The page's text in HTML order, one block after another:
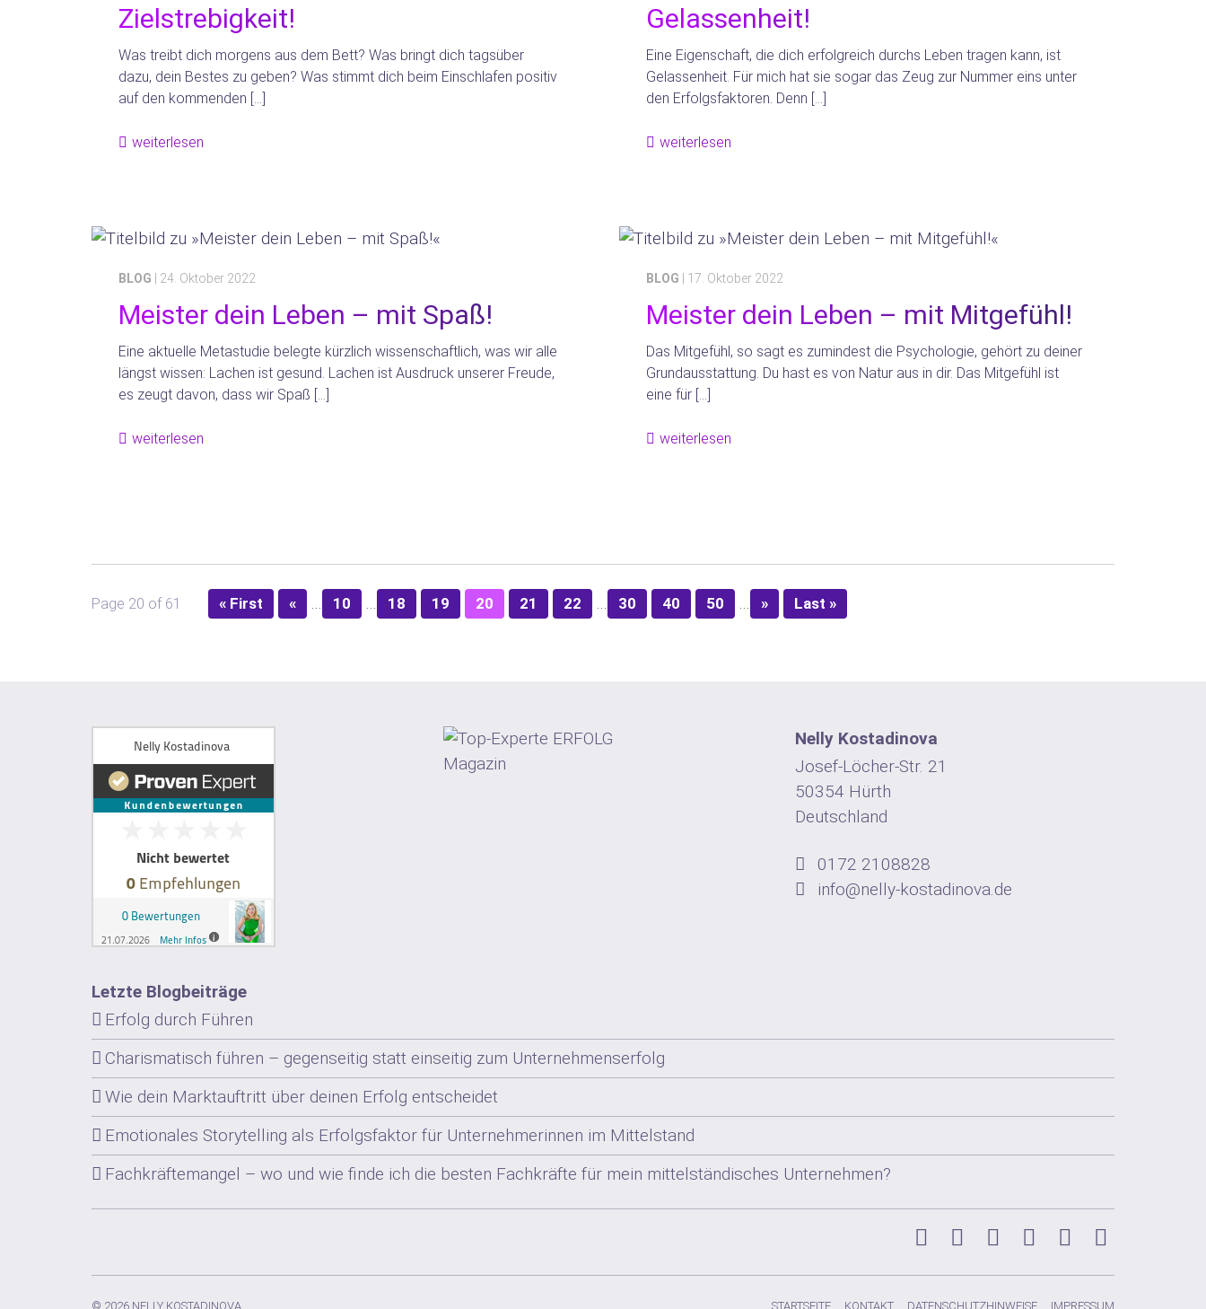
Zielstrebigkeit!
Was treibt dich morgens aus dem Bett? Was bringt dich tagsüber
dazu, dein Bestes zu geben? Was stimmt dich beim Einschlafen positiv
auf den kommenden […]
weiterlesen
Gelassenheit!
Eine Eigenschaft, die dich erfolgreich durchs Leben tragen kann, ist
Gelassenheit. Für mich hat sie sogar das Zeug zur Nummer eins unter
den Erfolgsfaktoren. Denn […]
weiterlesen
BLOG | 24. Oktober 2022
Meister dein Leben – mit Spaß!
Eine aktuelle Metastudie belegte kürzlich wissenschaftlich, was wir alle
längst wissen: Lachen ist gesund. Lachen ist Ausdruck unserer Freude,
es zeugt davon, dass wir Spaß […]
weiterlesen
BLOG | 17. Oktober 2022
Meister dein Leben – mit Mitgefühl!
Das Mitgefühl, so sagt es zumindest die Psychologie, gehört zu deiner
Grundausstattung. Du hast es von Natur aus in dir. Das Mitgefühl ist
eine für […]
weiterlesen
Page 20 of 61 « First « ... 10 ... 18 19 20 21 22 ... 30 40 50 ... » Last »
Nelly Kostadinova
Josef-Löcher-Str. 21
50354 Hürth
Deutschland
0172 2108828
info@nelly-kostadinova.de
Letzte Blogbeiträge
Erfolg durch Führen
Charismatisch führen – gegenseitig statt einseitig zum Unternehmenserfolg
Wie dein Marktauftritt über deinen Erfolg entscheidet
Emotionales Storytelling als Erfolgsfaktor für Unternehmerinnen im Mittelstand
Fachkräftemangel – wo und wie finde ich die besten Fachkräfte für mein mittelständisches Unternehmen?
Instagram
Facebook
Xing LinkedInYouTube
© 2026 NELLY KOSTADINOVA STARTSEITE KONTAKT DATENSCHUTZHINWEISE IMPRESSUM